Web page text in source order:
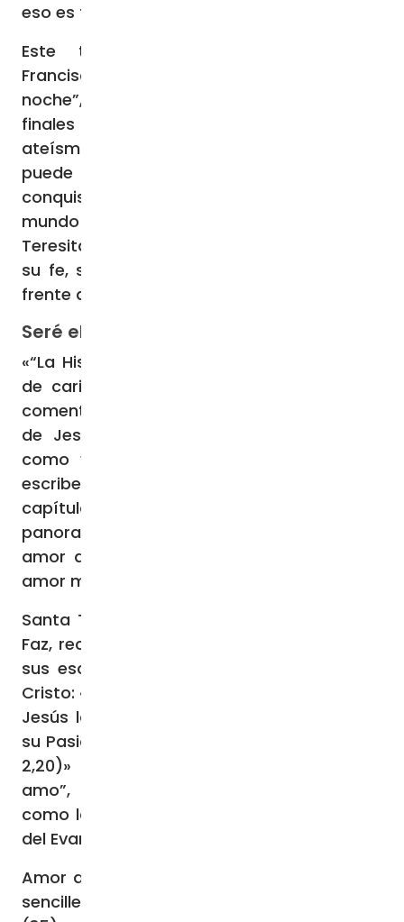
eso es faltar a la confianza» (24).
Este testimonio es considerado por
Francisco como “un fuego en medio de la
noche”, ya que vivió su última etapa a
finales del siglo XIX que la edad de oro del
ateísmo moderno: «pero la oscuridad no
puede extinguir la luz: ella ha sido
conquistada por Aquel que ha venido al
mundo como luz (cf. Jn 12,46). El relato de
Teresita manifiesta el carácter heroico de
su fe, su victoria en el combate espiritual,
frente a las tentaciones más fuertes» (26).
Seré el amor
«“La Historia de un alma” es un testimonio
de caridad, donde Teresita nos ofrece un
comentario sobre el mandamiento nuevo
de Jesús: Ámense los unos a los otros,
como yo los he amado (Jn 15,12)» (31),
escribe el Papa Francisco en el tercer
capítulo de su exhortación ofreciendo un
panorama de la repuesta confiada del
amor de la santa, a través del prójimo, al
amor misericordiosos de Dios.
Santa Teresa del Niño Jesús y de la Santa
Faz, recuerda el Santo Padre, expresaba en
sus escritos su «amor esponsal» (32) con
Cristo: «Teresita tiene la viva certeza de que
Jesús la amó y conoció personalmente en
su Pasión: Me amó y se entregó por mí (Ga
2,20)» (33). Y «el acto de amor “Jesús, te
amo”, continuamente vivido por Teresita
como la respiración, es su clave de lectura
del Evangelio» (34), asegura el Pontifice.
Amor que santa Teresita vivió en la mayor
sencilles y experimento en la vida cotidiana